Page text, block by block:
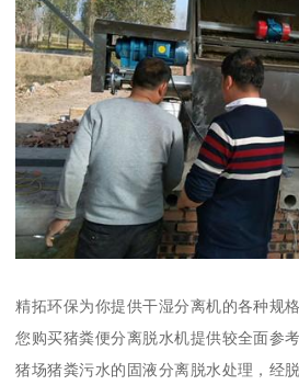
精拓环保为你提供干湿分离机的各种规
您购买猪粪便分离脱水机提供较全面参
猪场猪粪污水的固液分离脱水处理，经